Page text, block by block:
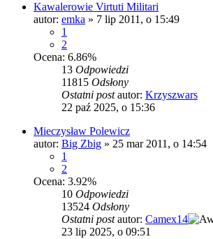
Kawalerowie Virtuti Militari
autor: emka » 7 lip 2011, o 15:49
1
2
Ocena: 6.86%
13 Odpowiedzi
11815 Odsłony
Ostatni postautor: Krzyszwars
22 paź 2025, o 15:36
Mieczysław Polewicz
autor: Big Zbig » 25 mar 2011, o 14:54
1
2
Ocena: 3.92%
10 Odpowiedzi
13524 Odsłony
Ostatni postautor: Camex14
23 lip 2025, o 09:51